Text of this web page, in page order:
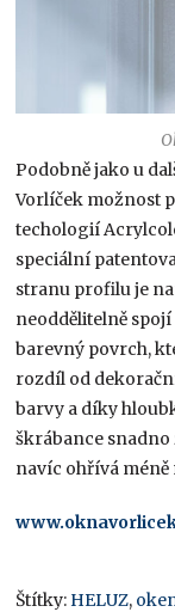
Podobně jako u
Vorlíček možnost
techologií
speciální
stranu profilu je
neoddělitelně
barevný povrch,
rozdíl od
barvy a díky
škrábance snadno
navíc ohřívá méně
Štítky: HELUZ,